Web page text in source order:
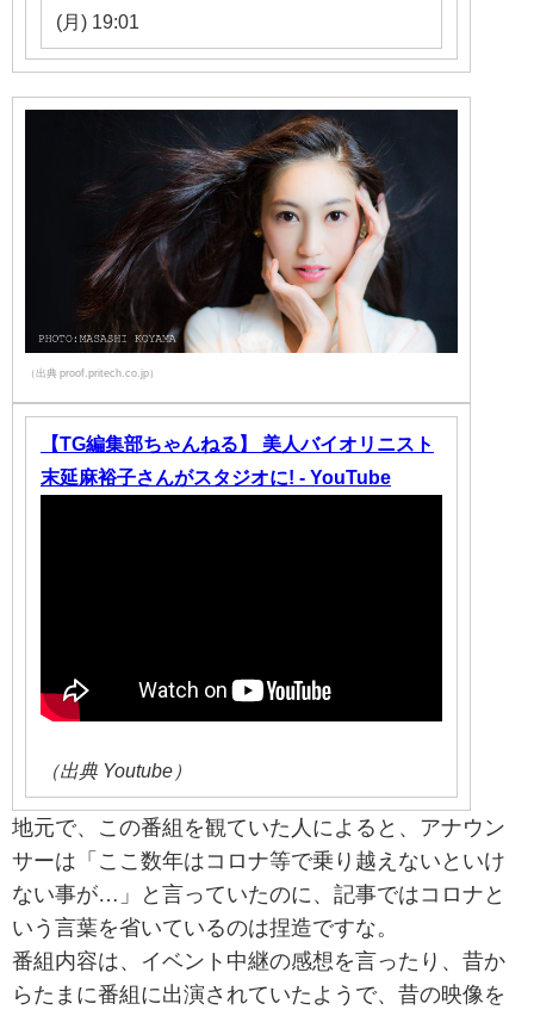
(月) 19:01
（出典 proof.pritech.co.jp）
【TG編集部ちゃんねる】 美人バイオリニスト
末延麻裕子さんがスタジオに! - YouTube
（出典 Youtube）
地元で、この番組を観ていた人によると、アナウン
サーは「ここ数年はコロナ等で乗り越えないといけ
ない事が…」と言っていたのに、記事ではコロナと
いう言葉を省いているのは捏造ですな。
番組内容は、イベント中継の感想を言ったり、昔か
らたまに番組に出演されていたようで、昔の映像を